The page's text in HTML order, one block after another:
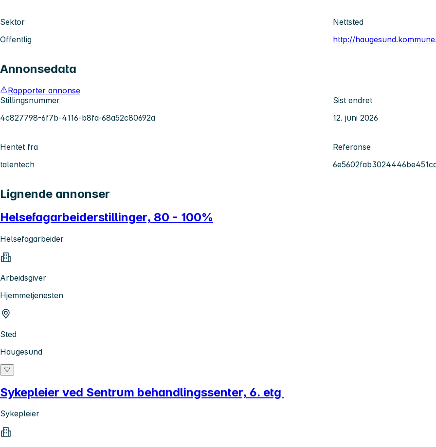
Sektor
Offentlig
Nettsted
http://
Annonsedata
Rapporter annonse
Stillingsnummer
4c827798-6f7b-4116-b8fa-68a52c80692a
Sist endret
12. juni 2026
Hentet fra
talentech
Referanse
Lignende annonser
Helsefagarbeiderstillinger, 80 - 100%
Helsefagarbeider
Arbeidsgiver
Hjemmetjenesten
Sted
Haugesund
Sykepleier ved Sentrum behandlingssenter, 6. etg
Sykepleier